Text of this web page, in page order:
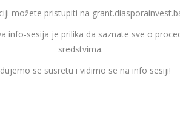
možete pristupiti na
info-sesija je prilika da saznate sve o
sredstvima.
se susretu i vidimo se na info sesiji!